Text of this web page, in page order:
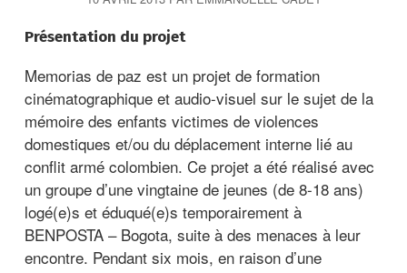
Présentation du projet
Memorias de paz est un projet de formation
cinématographique et audio-visuel sur le sujet de la
mémoire des enfants victimes de violences
domestiques et/ou du déplacement interne lié au
conflit armé colombien. Ce projet a été réalisé avec
un groupe d’une vingtaine de jeunes (de 8-18 ans)
logé(e)s et éduqué(e)s temporairement à
BENPOSTA – Bogota, suite à des menaces à leur
encontre. Pendant six mois, en raison d’une